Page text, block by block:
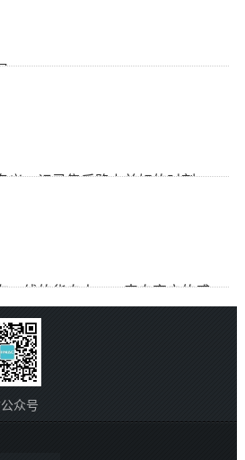
义，记录售后路上美好的时刻
一线的华自人——来自客户的感谢
自人默默奋斗在项目一线。一封封客户
意洋洋。过去的2016年值得华自人铭
众号